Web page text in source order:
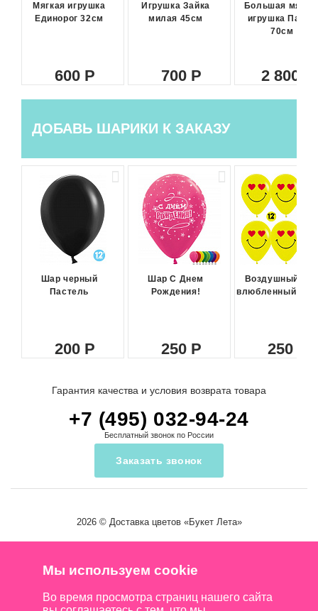
Мягкая игрушка
Единорог 32см
600
Игрушка Зайка
милая 45см
700
Большая
игрушка Панда
70см
2 800
ДОБАВЬ ШАРИКИ К ЗАКАЗУ
Шар черный
Пастель
200
Шар С Днем
Рождения!
250
Воздушный
влюбленный
250
Гарантия качества и условия возврата товара
+7 (495) 032-94-24
Бесплатный звонок по России
Заказать звонок
2026 © Доставка цветов«Букет Лета»
Мы используем cookie
Во время просмотра страниц нашего сайта